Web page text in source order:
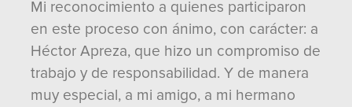
Mi reconocimiento a quienes participaron
en este proceso con ánimo, con carácter: a
Héctor Apreza, que hizo un compromiso de
trabajo y de responsabilidad. Y de manera
muy especial, a mi amigo, a mi hermano